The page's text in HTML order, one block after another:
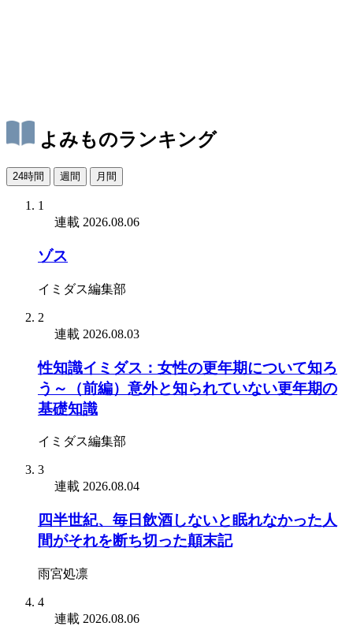
よみものランキング
24時間 週間 月間
1
連載 2026.08.06
ゾス
イミダス編集部
2
連載 2026.08.03
性知識イミダス：女性の更年期について知ろ
う～（前編）意外と知られていない更年期の
基礎知識
イミダス編集部
3
連載 2026.08.04
四半世紀、毎日飲酒しないと眠れなかった人
間がそれを断ち切った顛末記
雨宮処凛
4
連載 2026.08.06